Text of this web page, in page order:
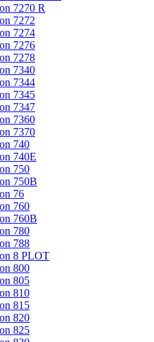
7270 R
7272
7274
7276
7278
7340
7344
7345
7347
7360
7370
740
740E
750
750B
76
760
760B
780
788
8 PLOT
800
805
810
815
820
825